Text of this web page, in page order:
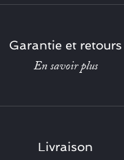
Garantie et retours
En savoir plus
Livraison